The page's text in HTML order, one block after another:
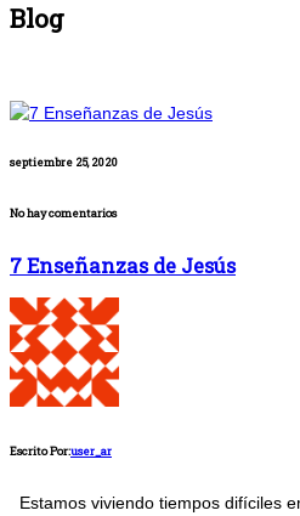
Blog
septiembre 25, 2020
No hay comentarios
7 Enseñanzas de Jesús
Escrito Por:user_ar
Estamos viviendo tiempos difíciles